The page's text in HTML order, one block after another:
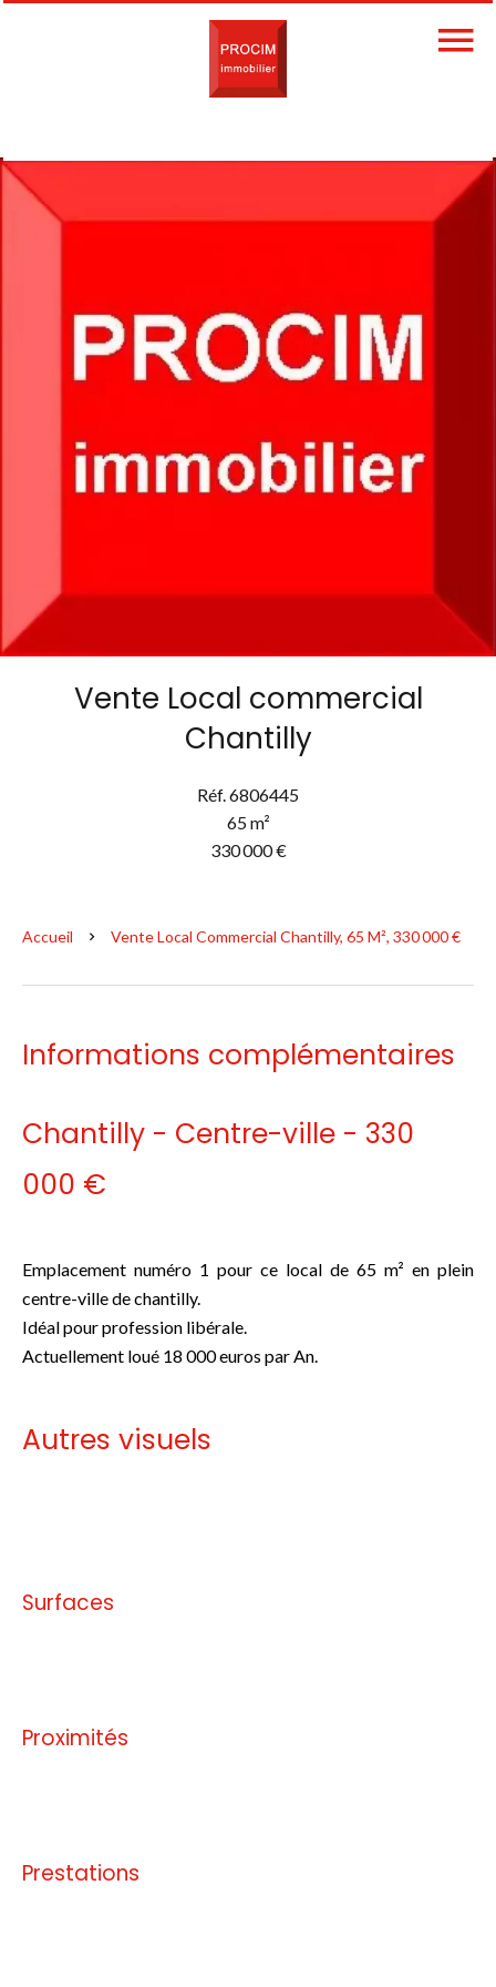
Vente Local commercial
Chantilly
Réf. 6806445
65 m²
330 000 €
Accueil Vente Local Commercial Chantilly, 65 M², 330 000 €
Informations complémentaires
Chantilly - Centre-ville - 330
000 €
Emplacement numéro 1 pour ce local de 65 m² en plein
centre-ville de chantilly.
Idéal pour profession libérale.
Actuellement loué 18 000 euros par An.
Autres visuels
Surfaces
Proximités
Prestations